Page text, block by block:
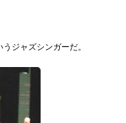
ジャズシンガーだ。